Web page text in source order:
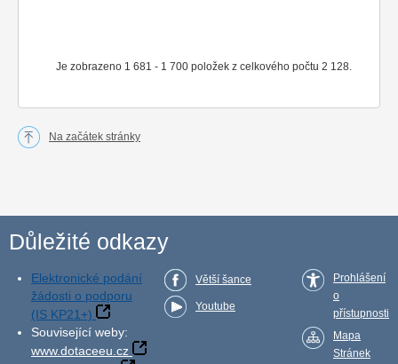
Je zobrazeno 1 681 - 1 700 položek z celkového počtu 2 128.
Na začátek stránky
Důležité odkazy
Elektronické podání
žádosti o podporu
(IS KP21+)
Související weby:
www.dotaceeu.cz
Větší šance
Youtube
Prohlášení
o
přístupnosti
Mapa
Stránek